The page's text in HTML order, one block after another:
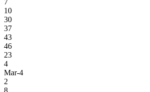
10
30
37
43
46
23
4
Mar-4
2
8